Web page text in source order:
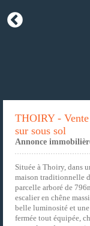
THOIRY -
sur sous sol
Annonce
Située à Thoiry, dans
maison traditionnelle
parcelle arboré de
escalier en chêne
belle luminosité et
fermée tout équipée,